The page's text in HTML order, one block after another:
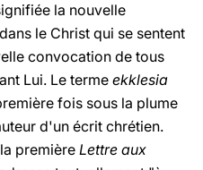
la nouvelle
le Christ qui se sentent
convocation de tous
Lui. Le terme ekklesia
fois sous la plume
d'un écrit chrétien.
première Lettre aux